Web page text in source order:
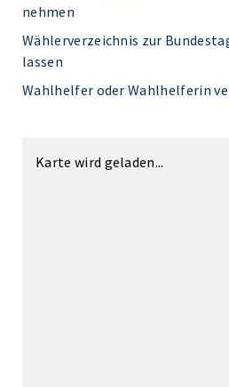
nehmen
Wählerverzeichnis zur
lassen
Wahlhelfer oder Wahlhelferin
Karte wird geladen...